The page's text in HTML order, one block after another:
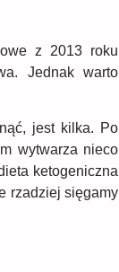
z 2013 roku
Jednak warto
jest kilka. Po
wytwarza nieco
ketogeniczna
rzadziej sięgamy